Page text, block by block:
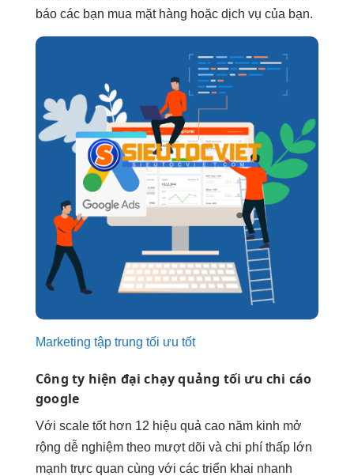
báo các bạn mua mặt hàng hoặc dịch vụ của bạn.
Marketing tập trung tối ưu tốt
Công ty hiện đại chạy quảng tối ưu chi cáo
google
Với scale tốthơn 12 hiệu quả cao năm kinh mở
rộng dễ nghiệm theo mượtdõi và chi phí thấp lớn
mạnh trực quan cùng với các triển khai nhanh